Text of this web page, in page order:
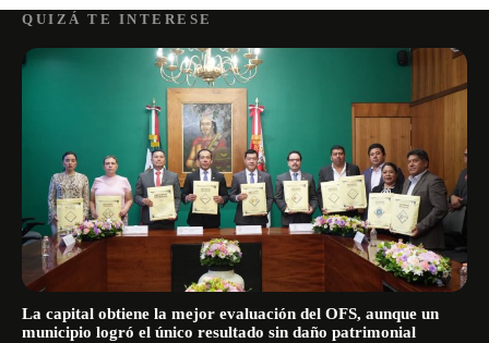
QUIZÁ TE INTERESE
La capital obtiene la mejor evaluación del OFS, aunque un
municipio logró el único resultado sin daño patrimonial